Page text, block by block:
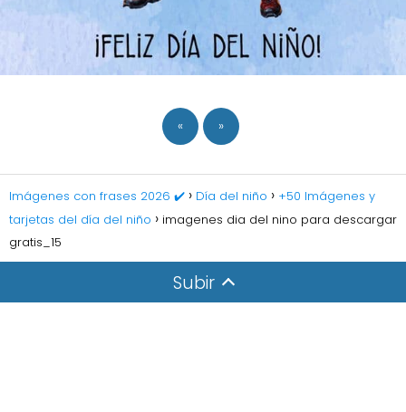
« »
Imágenes con frases 2026 ✔️ Día del niño
+50 Imágenes y
tarjetas del día del niño
imagenes dia del nino para descargar
gratis_15
Subir